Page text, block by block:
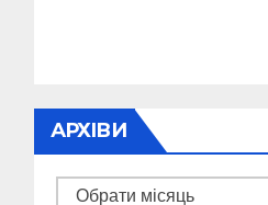
АРХІВИ
Архіви